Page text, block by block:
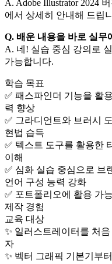
A. Adobe Illustrator 2024
에서 상세히 안내해 드립
Q. 배운 내용을 바로 실무
A. 네! 실습 중심 강의로
가능합니다.
학습 목표
✅ 패스파인더 기능을 활
력 향상
✅ 그라디언트와 브러시
현법 습득
✅ 텍스트 도구를 활용한
이해
✅ 심화 실습 중심으로 브
언어 구성 능력 강화
✅ 포트폴리오에 활용 가
제작 경험
교육 대상
✨ 일러스트레이터를 처
자
✨ 벡터 그래픽 기본기부